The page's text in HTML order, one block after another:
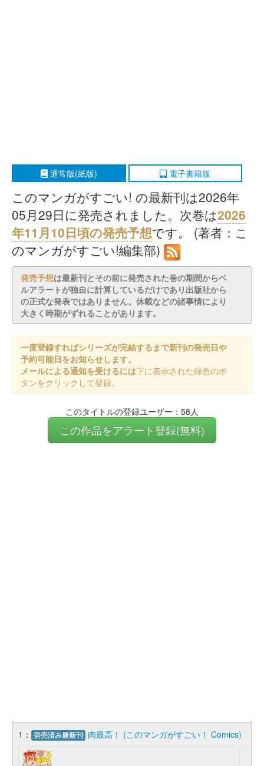
通常版(紙版) 電子書籍版
このマンガがすごい! の最新刊は2026年
05月29日に発売されました。次巻は2026
年11月10日頃の発売予想です。 (著者：こ
のマンガがすごい!編集部)
発売予想は最新刊とその前に発売された巻の期間からベ
ルアラートが独自に計算しているだけであり出版社から
の正式な発表ではありません。休載などの諸事情により
大きく時期がずれることがあります。
一度登録すればシリーズが完結するまで新刊の発売日や
予約可能日をお知らせします。
メールによる通知を受けるには下に表示された緑色のボ
タンをクリックして登録。
このタイトルの登録ユーザー：58人
この作品をアラート登録(無料)
1： 発売済み最新刊 肉最高！ (このマンガがすごい！ Comics)